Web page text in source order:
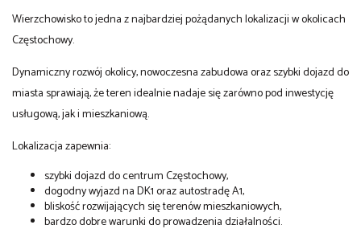
Wierzchowisko to jedna z najbardziej pożądanych lokalizacji w okolicach
Częstochowy.
Dynamiczny rozwój okolicy, nowoczesna zabudowa oraz szybki dojazd do
miasta sprawiają, że teren idealnie nadaje się zarówno pod inwestycję
usługową, jak i mieszkaniową.
Lokalizacja zapewnia:
szybki dojazd do centrum Częstochowy,
dogodny wyjazd na DK1 oraz autostradę A1,
bliskość rozwijających się terenów mieszkaniowych,
bardzo dobre warunki do prowadzenia działalności.